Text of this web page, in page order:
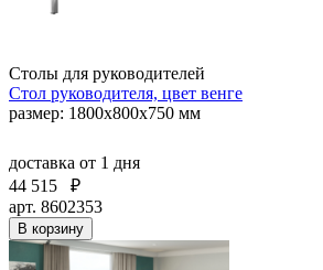
Столы для руководителей
Стол руководителя, цвет венге
размер: 1800х800х750 мм
доставка от 1 дня
44 515
₽
арт. 8602353
В корзину